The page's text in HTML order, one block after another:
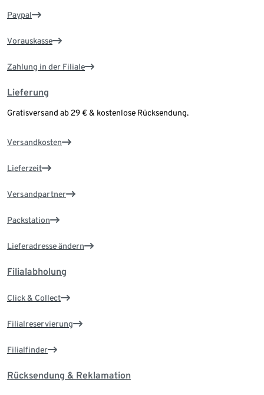
Paypal
Vorauskasse
Zahlung in der Filiale
Lieferung
Gratisversand ab 29 € & kostenlose Rücksendung.
Versandkosten
Lieferzeit
Versandpartner
Packstation
Lieferadresse ändern
Filialabholung
Click & Collect
Filialreservierung
Filialfinder
Rücksendung & Reklamation